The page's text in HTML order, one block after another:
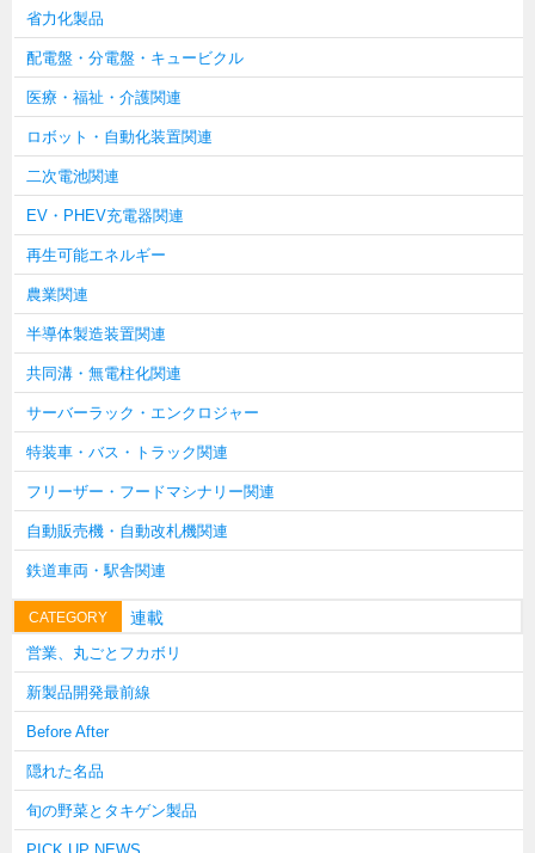
社外セミナー
タキゲンの歴史
110周年企画
タキゲン売上ランキング
展示トラック
タキスポ
タキ旅レポ
タキネタ
韓国
上海
タイ
台湾
採用情報
インタビュー
入社１年目アンケート
入社式・創立記念式典
新年賀詞交歓会
メディア情報
省力化製品
配電盤・分電盤・キュービクル
医療・福祉・介護関連
ロボット・自動化装置関連
二次電池関連
EV・PHEV充電器関連
再生可能エネルギー
農業関連
半導体製造装置関連
共同溝・無電柱化関連
サーバーラック・エンクロジャー
特装車・バス・トラック関連
フリーザー・フードマシナリー関連
自動販売機・自動改札機関連
鉄道車両・駅舎関連
CATEGORY 連載
営業、丸ごとフカボリ
新製品開発最前線
Before After
隠れた名品
旬の野菜とタキゲン製品
PICK UP NEWS